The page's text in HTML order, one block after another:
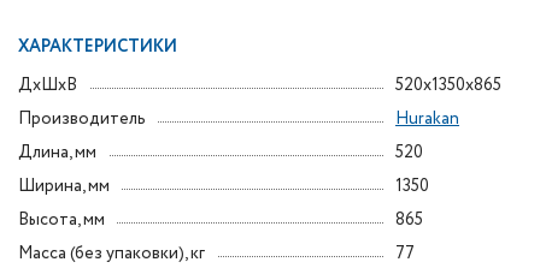
ХАРАКТЕРИСТИКИ
ДxШxВ
520x1350x865
Производитель
Hurakan
Длина, мм
520
Ширина, мм
1350
Высота, мм
865
Масса (без упаковки), кг
77